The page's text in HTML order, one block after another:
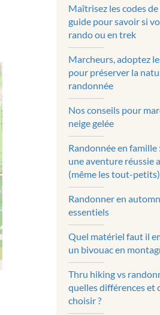
Maîtrisez les codes
guide pour savoir si
rando ou en trek
Marcheurs, adoptez
pour préserver la
randonnée
Nos conseils pour
neige gelée
Randonnée en
une aventure réussie
(même les tout-petits)
Randonner en
essentiels
Quel matériel faut il
un bivouac en
Thru hiking vs
quelles différences et
choisir ?